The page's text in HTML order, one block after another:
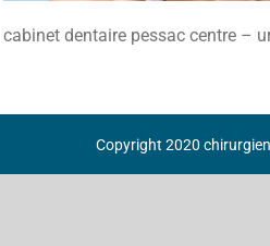
cabinet dentaire pessac centre –
Copyright 2020